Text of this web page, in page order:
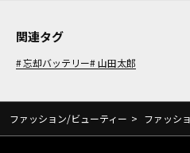
関連タグ
忘却バッテリー 山田太郎
ファッション/ビューティー > ファッシ